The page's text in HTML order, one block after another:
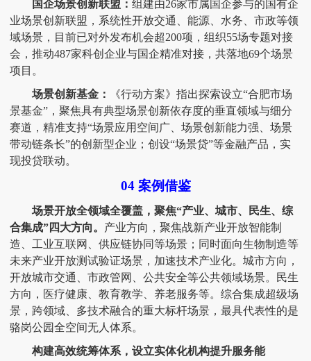
国企场景创新联盟： 组建由26家市属国企参与的国有企
业场景创新联盟，系统性开放交通、能源、水务、市政等领
域场景，目前已对外发布机会超200项，组织55场专题对接
会，推动487家科创企业与国企精准对接，共落地69个场景
项目。
场景创新基金：
《行动方案》指出探索设立“合肥市场
景基金”，聚焦具有典型场景创新依存度的垂直领域与细分
赛道，精准支持“场景应用空间广、场景创新能力强、场景
带动链条长”的创新型企业；创设“场景贷”等金融产品，实
现投贷联动。
04 案例借鉴
场景开放全领域全覆盖，聚焦“产业、城市、民生、综
合集成”四大方向。 产业方向，聚焦战新产业开放智能制
造、工业互联网、供应链协同等场景；同时面向生物制造等
未来产业开放测试验证场景，加速技术产业化。城市方向，
开放城市交通、市政管网、公共安全等公共领域场景。民生
方向，医疗健康、教育教学、养老服务等。综合集成超级场
景，跨领域、多技术融合的重大标杆场景，最具代表性的是
骆岗公园全空间无人体系。
构建高效统筹体系，设立实体化机构提升服务能